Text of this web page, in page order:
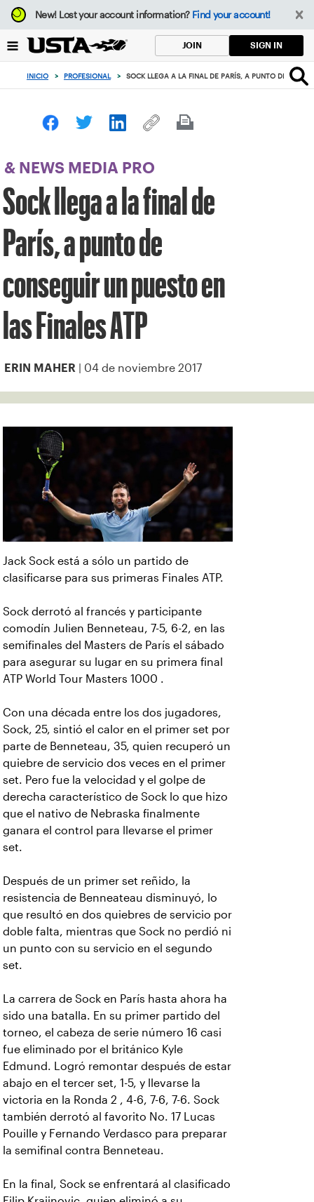
Enfoque
desde
botón
volver
principio
New!Lost your account information? Find your account!
JOIN SIGN IN
INICIO > PROFESIONAL > SOCK LLEGA A LA FINAL DE PARÍS, A PUNTO DE
& NEWS MEDIA PRO
Sock llega a la final de
París, a punto de
conseguir un puesto en
las Finales ATP
ERIN MAHER | 04 de noviembre 2017
Jack Sock está a sólo un partido de
clasificarse para sus primeras Finales ATP.
Sock derrotó al francés y participante
comodín Julien Benneteau, 7-5, 6-2, en las
semifinales del Masters de París el sábado
para asegurar su lugar en su primera final
ATP World Tour Masters 1000 .
Con una década entre los dos jugadores,
Sock, 25, sintió el calor en el primer set por
parte de Benneteau, 35, quien recuperó un
quiebre de servicio dos veces en el primer
set. Pero fue la velocidad y el golpe de
derecha característico de Sock lo que hizo
que el nativo de Nebraska finalmente
ganara el control para llevarse el primer
set.
Después de un primer set reñido, la
resistencia de Benneateau disminuyó, lo
que resultó en dos quiebres de servicio por
doble falta, mientras que Sock no perdió ni
un punto con su servicio en el segundo
set.
La carrera de Sock en París hasta ahora ha
sido una batalla. En su primer partido del
torneo, el cabeza de serie número 16 casi
fue eliminado por el británico Kyle
Edmund. Logró remontar después de estar
abajo en el tercer set, 1-5, y llevarse la
victoria en la Ronda 2 , 4-6, 7-6, 7-6. Sock
también derrotó al favorito No. 17 Lucas
Pouille y Fernando Verdasco para preparar
la semifinal contra Benneteau.
En la final, Sock se enfrentará al clasificado